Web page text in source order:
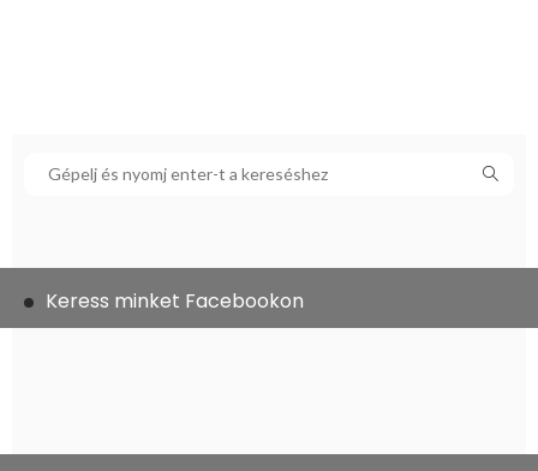
Keress minket Facebookon